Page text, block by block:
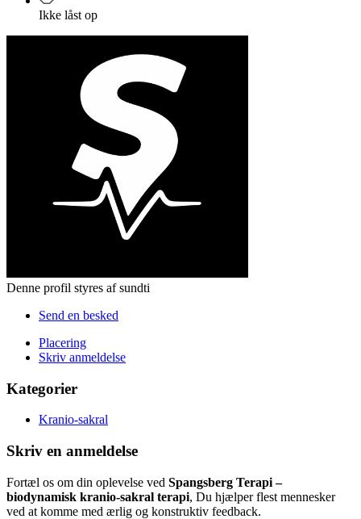
Ikke låst op
Denne profil styres af sundti
Send en besked
Placering
Skriv anmeldelse
Kategorier
Kranio-sakral
Skriv en anmeldelse
Fortæl os om din oplevelse ved Spangsberg Terapi –
biodynamisk kranio-sakral terapi, Du hjælper flest mennesker
ved at komme med ærlig og konstruktiv feedback.